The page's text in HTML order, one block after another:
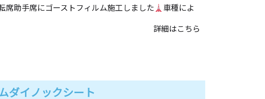
助手席にゴーストフィルム施工しました
車種によ
詳細はこちら
ダイノックシート